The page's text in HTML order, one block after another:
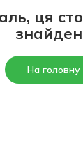
ця
На головну